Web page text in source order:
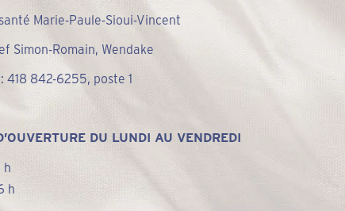
Marie-Paule-Sioui-Vincent
Simon-Romain, Wendake
418 842-6255, poste 1
DU LUNDI AU VENDREDI
h
h